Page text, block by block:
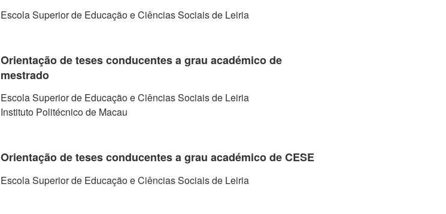
Escola Superior de Educação e Ciências Sociais de Leiria
Orientação de teses conducentes a grau académico de
mestrado
Escola Superior de Educação e Ciências Sociais de Leiria
Instituto Politécnico de Macau
Orientação de teses conducentes a grau académico de CESE
Escola Superior de Educação e Ciências Sociais de Leiria